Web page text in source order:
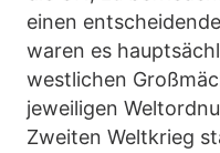
einen
waren es
westlichen
jeweiligen
Zweiten Weltkrieg